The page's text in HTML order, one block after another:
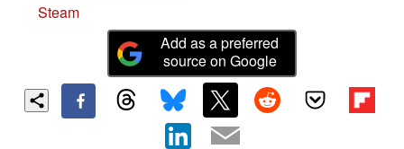
Steam
Add as a preferred
source on Google